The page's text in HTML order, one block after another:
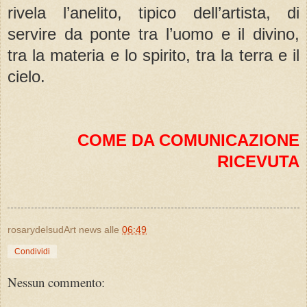
rivela l’anelito, tipico dell’artista, di
servire da ponte tra l’uomo e il divino,
tra la materia e lo spirito, tra la terra e il
cielo.
COME DA COMUNICAZIONE
RICEVUTA
rosarydelsudArt news alle 06:49
Condividi
Nessun commento: